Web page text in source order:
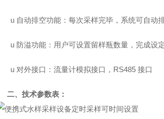
u 自动排空功能：每次采样完毕，系统可自动
u 防溢功能：用户可设置留样瓶数量，完成设
u 对外接口：流量计模拟接口，RS485 接口
二、 技术参数表：